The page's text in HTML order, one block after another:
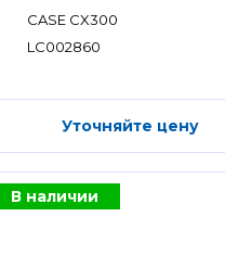
CASE CX300
LC002860
Уточняйте цену
В наличии